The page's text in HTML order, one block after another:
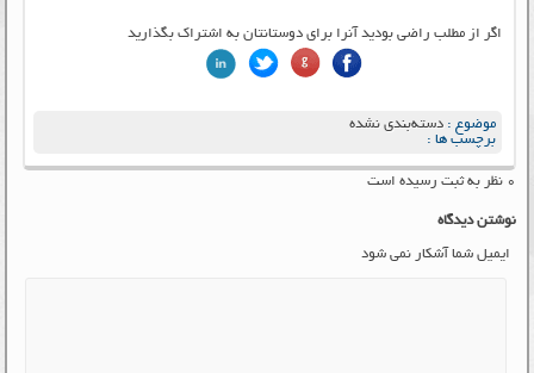
اگر از مطلب راضی بودید آنرا برای دوستانتان به اشتراک بگذارید
موضوع :دسته‌بندی نشده
برچسب ها :
۰ نظر به ثبت رسیده است
نوشتن دیدگاه
ایمیل شما آشکار نمی شود